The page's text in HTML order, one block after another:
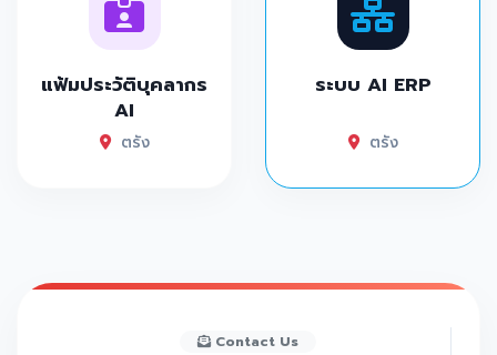
แฟ้มประวัติบุคลากร
AI
ตรัง
ระบบ AI ERP
ตรัง
Contact Us